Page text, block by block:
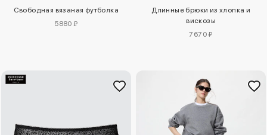
Свободная вязаная футболка
5880 ₽
Длинные брюки из хлопка и
вискозы
7670 ₽